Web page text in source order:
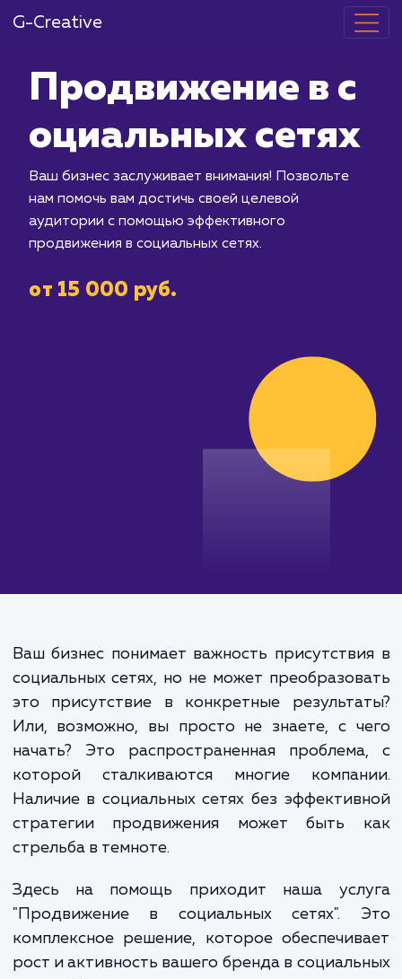
G-Creative
оциальных
Ваш бизнес заслуживает внимания!
нам помочь вам достичь своей
аудитории с помощью эффективного
Ваш бизнес понимает важность
социальных сетях, но не может
это присутствие в конкретные
Или, возможно, вы просто не знаете, с
начать? Это распространенная
которой сталкиваются многие
Наличие в социальных сетях без
стратегии продвижения может быть
стрельба в темноте.